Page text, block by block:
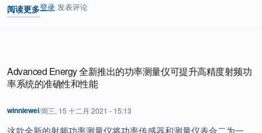
阅读更多
关于 Advanced Energy SLB系列新增300W电源，扩大了低功率开放
登录 发表评论
Advanced Energy 全新推出的功率测量仪可提升高精度射频功
率系统的准确性和性能
winniewei/周三, 15 十二月 2021 - 15:13
这款全新的射频功率测量仪将功率传感器和测量仪表合二为一，